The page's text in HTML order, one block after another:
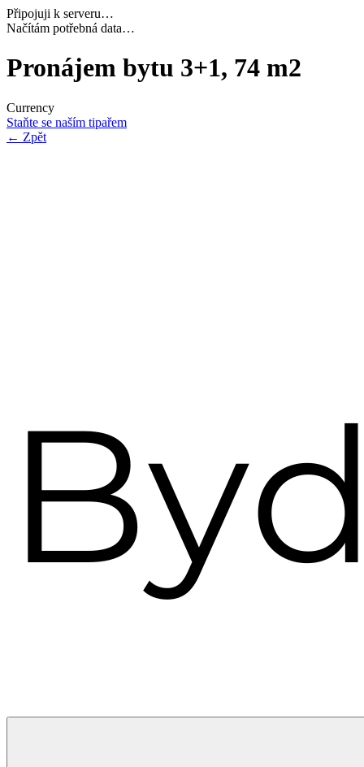
Připojuji k serveru…
Dokončuji inicializaci…
Pronájem bytu 3+1, 74 m2
Currency
Staňte se naším tipařem
← Zpět